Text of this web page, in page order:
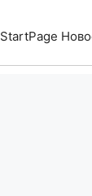
StartPage